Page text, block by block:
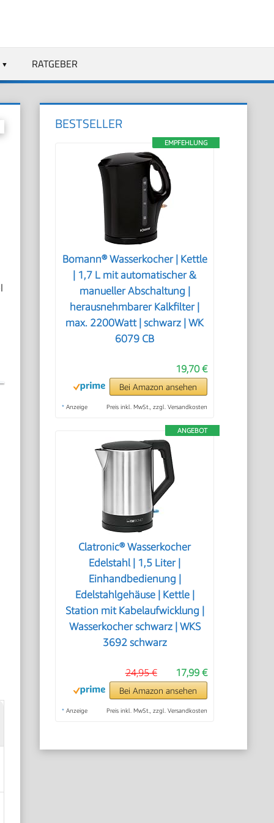
RATGEBER
BESTSELLER
EMPFEHLUNG
Bomann® Wasserkocher | Kettle
| 1,7 L mit automatischer &
manueller Abschaltung |
herausnehmbarer Kalkfilter |
max. 2200Watt | schwarz | WK
6079 CB
19,70 €
Bei Amazon ansehen
* Anzeige Preis inkl. MwSt., zzgl. Versandkosten
ANGEBOT
Clatronic® Wasserkocher
Edelstahl | 1,5 Liter |
Einhandbedienung |
Edelstahlgehäuse | Kettle |
Station mit Kabelaufwicklung |
Wasserkocher schwarz | WKS
3692 schwarz
17,99 €
24,95 €
Bei Amazon ansehen
* Anzeige Preis inkl. MwSt., zzgl. Versandkosten